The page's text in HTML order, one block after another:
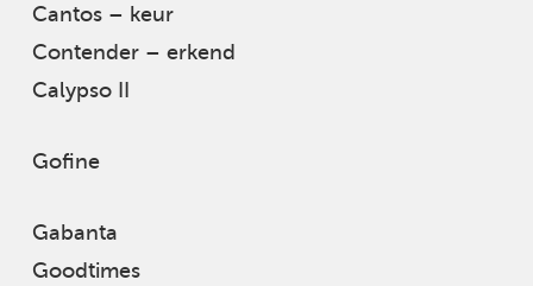
Cantos – keur
Contender – erkend
Calypso II
Gofine
Gabanta
Goodtimes